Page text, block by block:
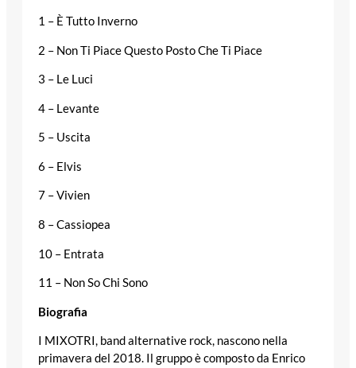
1 – È Tutto Inverno
2 – Non Ti Piace Questo Posto Che Ti Piace
3 – Le Luci
4 – Levante
5 – Uscita
6 – Elvis
7 – Vivien
8 – Cassiopea
10 – Entrata
11 – Non So Chi Sono
Biografia
I MIXOTRI, band alternative rock, nascono nella
primavera del 2018. Il gruppo è composto da Enrico